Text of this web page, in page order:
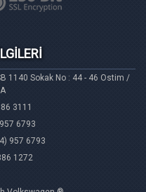
1140 Sokak No : 44 - 46 Ostim /
3111
6793
957 6793
1272